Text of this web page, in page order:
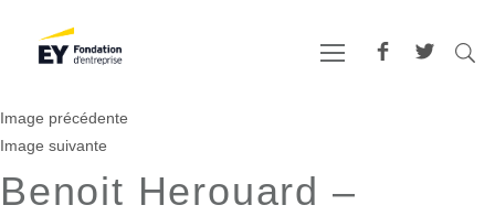
Image précédente
Image suivante
Benoit Herouard –